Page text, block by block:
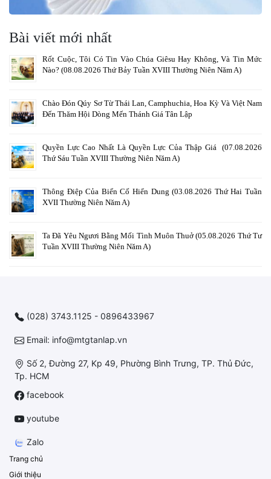
Bài viết mới nhất
Rốt Cuộc, Tôi Có Tin Vào Chúa Giêsu Hay Không, Và Tin Mức
Nào? (08.08.2026 Thứ Bảy Tuần XVIII Thường Niên Năm A)
Chào Đón Qúy Sơ Từ Thái Lan, Camphuchia, Hoa Kỳ Và Việt Nam
Đến Thăm Hội Dòng Mến Thánh Giá Tân Lập
Quyền Lực Cao Nhất Là Quyền Lực Của Thập Giá (07.08.2026
Thứ Sáu Tuần XVIII Thường Niên Năm A)
Thông Điệp Của Biến Cố Hiển Dung (03.08.2026 Thứ Hai Tuần
XVII Thường Niên Năm A)
Ta Đã Yêu Ngươi Bằng Mối Tình Muôn Thuở (05.08.2026 Thứ Tư
Tuần XVIII Thường Niên Năm A)
(028) 3743.1125 - 0896433967
Email: info@mtgtanlap.vn
Số 2, Đường 27, Kp 49, Phường Bình Trưng, TP. Thủ Đức,
Tp. HCM
facebook
youtube
Zalo
Trang chủ
Giới thiệu